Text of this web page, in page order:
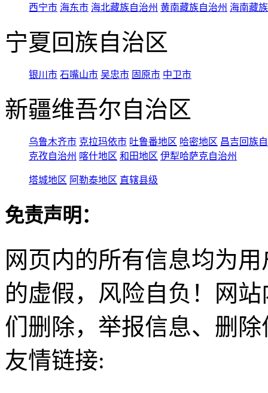
西宁市 海东市 海北藏族自治州 黄南藏族自治州 海南藏
宁夏回族自治区
银川市 石嘴山市 吴忠市 固原市 中卫市
新疆维吾尔自治区
乌鲁木齐市 克拉玛依市 吐鲁番地区 哈密地区 昌吉回族
克孜自治州 喀什地区 和田地区 伊犁哈萨克自治州
塔城地区 阿勒泰地区 直辖县级
免责声明：
网页内的所有信息均为
的虚假，风险自负！网
们删除，举报信息、删
友情链接: